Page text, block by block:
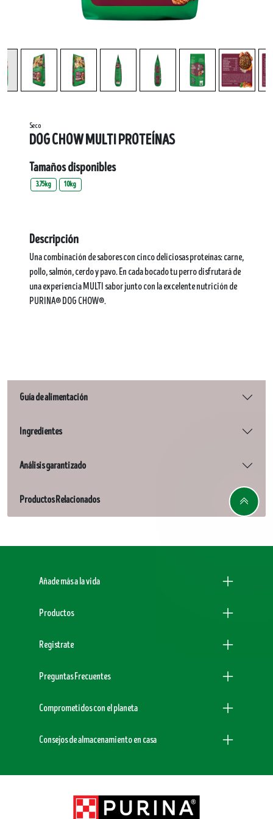
Seco
DOG CHOW MULTI PROTEÍNAS
Tamaños disponibles
3.75kg 10kg
Descripción
Una combinación de sabores con cinco deliciosas proteínas: carne,
pollo, salmón, cerdo y pavo. En cada bocado tu perro disfrutará de
una experiencia MULTI sabor junto con la excelente nutrición de
PURINA® DOG CHOW®.
Guía de alimentación
Ingredientes
Análisis garantizado
Productos Relacionados
Añade más a la vida
Productos
Registrate
Preguntas Frecuentes
Comprometidos con el planeta
Consejos de almacenamiento en casa